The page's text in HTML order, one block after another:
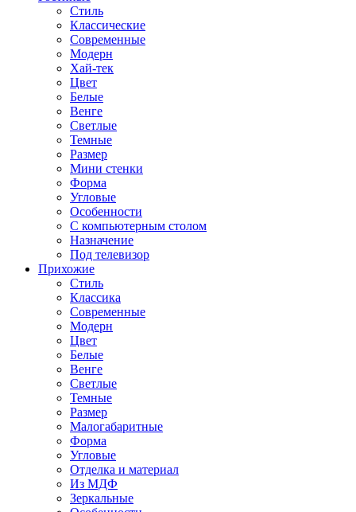
Стиль
Классические
Современные
Модерн
Хай-тек
Цвет
Белые
Венге
Светлые
Темные
Размер
Мини стенки
Форма
Угловые
Особенности
С компьютерным столом
Назначение
Под телевизор
Прихожие
Стиль
Классика
Современные
Модерн
Цвет
Белые
Венге
Светлые
Темные
Размер
Малогабаритные
Форма
Угловые
Отделка и материал
Из МДФ
Зеркальные